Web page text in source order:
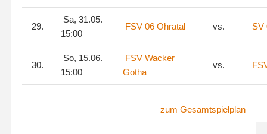
29.
Sa, 31.05.
15:00
FSV 06 Ohratal vs. SV
30.
So, 15.06.
15:00
FSV Wacker
Gotha
vs.
zum Gesamtspielplan